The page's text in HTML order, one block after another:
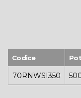
Quadro
Codice
70RNWSI350